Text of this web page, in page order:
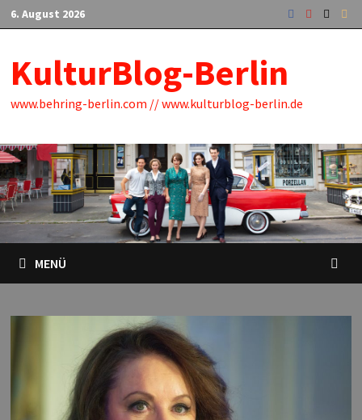
Zum
Inhalt
6. August 2026
KulturBlog-Berlin
www.behring-berlin.com // www.kulturblog-berlin.de
MENÜ